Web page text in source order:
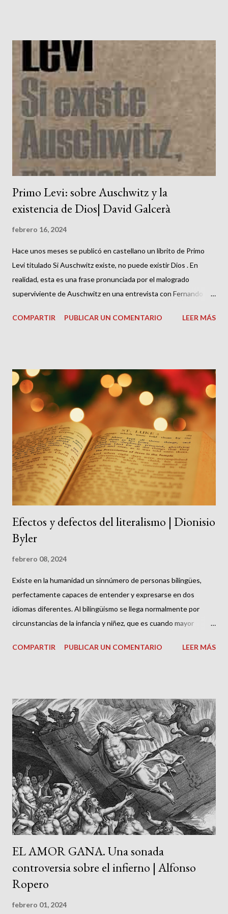
para refutar a quienes acusaban a los protestantes y
evangélicos de heréticos, sectarios y de estar desconectados
de sus raíces históricas. En recuerdo y conmemoración de este
libro fundacional, Editorial CLIE ha puesto al alcance del pueblo
cristiano una obra excepcional, la Biblia de Estudio Patrística : un
tesoro de reflexión teológica que recupera los comentarios
bíblicos de los escritores cristianos de los primeros siglos (I al
VI). Una Biblia que ...
Primo Levi: sobre Auschwitz y la
existencia de Dios| David Galcerà
febrero 16, 2024
Hace unos meses se publicó en castellano un librito de Primo
Levi titulado Si Auschwitz existe, no puede existir Dios . En
realidad, esta es una frase pronunciada por el malogrado
superviviente de Auschwitz en una entrevista con Fernando
En la reedición de la obra se añadió este subtítulo, “Si Auschwitz
existir Dios. Primo Levi no había crecido en una familia
estrictamente religiosa en el judaísmo, aunque hizo su
ceremonia de Mitzvah. También tuvo contacto con la atmósfera
valdense del Piamonte. Así, él mismo destaca las canciones que
escuchaba por la radio; y en el relato “Oro”, de El sistema
periódico , recuerda como otro judío, Silvio Ortona, cantaba
canciones de sus amigos valdenses a Levi y a otros amigos
turinenses, los cual...
COMPARTIR PUBLICAR UN COMENTARIO LEER MÁS
Efectos y defectos del literalismo | Dionisio
Byler
febrero 08, 2024
Existe en la humanidad un sinnúmero de personas bilingües,
perfectamente capaces de entender y expresarse en dos
idiomas diferentes. Al bilingüismo se llega normalmente por
circunstancias de la infancia y niñez, que es cuando mayor
comunicación humana. Aparece en una familia de inmigrantes,
Connie fueron así. Decían de mí, por ejemplo, que mis primeras
palabras fueron en castellano; pero que al vivir un año en
Estados Unidos, donde cumplí los tres años, cambié
radicalmente al inglés; y después, al volver a Argentina, empecé
otra vez a hablar castellano. Las familias y comunidades bilingües
tienen frecuentemente una forma particular de humor, que
viene de mezclar disparatadamente los dos idiomas. Una
variante de este humor bilingüe es l...
COMPARTIR PUBLICAR UN COMENTARIO LEER MÁS
EL AMOR GANA. Una sonada
controversia sobre el infierno | Alfonso
Ropero
febrero 01, 2024